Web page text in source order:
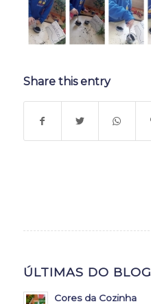
Share this entry
ÚLTIMAS DO BLOG
Cores da Cozinha